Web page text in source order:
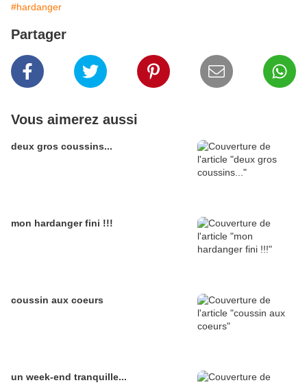
#hardanger
Partager
Vous aimerez aussi
deux gros coussins...
mon hardanger fini !!!
coussin aux coeurs
un week-end tranquille...